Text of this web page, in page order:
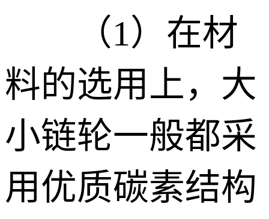
（1） 在材
料的选用上，大
小链轮一般都采
用优质碳素结构